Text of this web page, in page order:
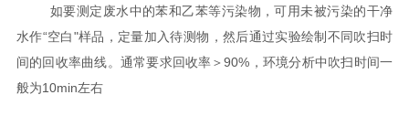
如要测定废水中的苯和乙苯等污染物，可用未被污染的干净
水作“空白"样品，定量加入待测物，然后通过实验绘制不同吹扫时
间的回收率曲线。通常要求回收率＞90%，环境分析中吹扫时间一
般为10min左右